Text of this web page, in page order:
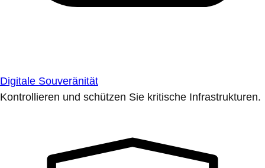
Digitale Souveränität
Kontrollieren und schützen Sie kritische Infrastrukturen.